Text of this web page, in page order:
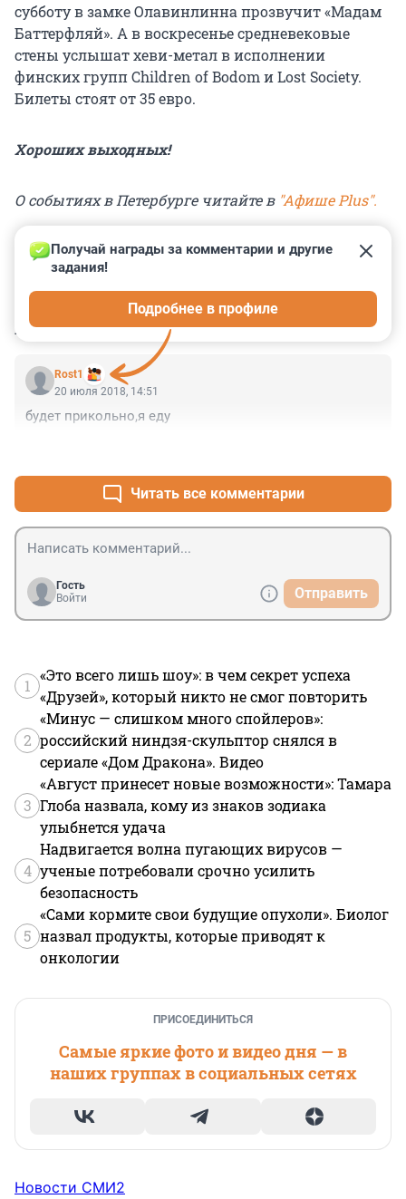
субботу в замке Олавинлинна прозвучит «Мадам
Баттерфляй». А в воскресенье средневековые
стены услышат хеви-метал в исполнении
финских групп Children of Bodom и Lost Society.
Билеты стоят от 35 евро.
Хороших выходных!
О событиях в Петербурге читайте в"Афише Plus".
КОММЕНТАРИИ 1
Rost1
Получай награды за комментарии и другие
задания!
Подробнее в профиле
20 июля 2018, 14:51
будет прикольно,я еду
Читать все комментарии
Гость
Войти
Отправить
1
«Это всего лишь шоу»: в чем секрет успеха
«Друзей», который никто не смог повторить
2
«Минус — слишком много спойлеров»:
российский ниндзя-скульптор снялся в
сериале «Дом Дракона». Видео
3
«Август принесет новые возможности»: Тамара
Глоба назвала, кому из знаков зодиака
улыбнется удача
4
Надвигается волна пугающих вирусов —
ученые потребовали срочно усилить
безопасность
5
«Сами кормите свои будущие опухоли». Биолог
назвал продукты, которые приводят к
онкологии
ПРИСОЕДИНИТЬСЯ
Самые яркие фото и видео дня — в
наших группах в социальных сетях
Новости СМИ2